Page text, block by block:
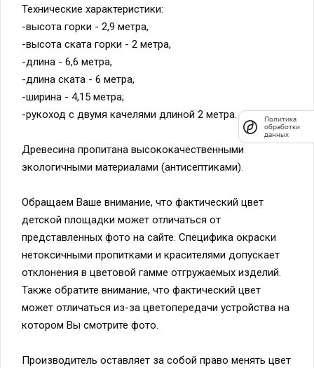
Технические характеристики:
-высота горки - 2,9 метра,
-высота ската горки - 2 метра,
-длина - 6,6 метра,
-длина ската - 6 метра,
-ширина - 4,15 метра;
-рукоход с двумя качелями длиной 2 метра.
Древесина пропитана высококачественными
экологичными материалами (антисептиками).
Обращаем Ваше внимание, что фактический цвет
детской площадки может отличаться от
представленных фото на сайте. Специфика окраски
нетоксичными пропитками и красителями допускает
отклонения в цветовой гамме отгружаемых изделий.
Также обратите внимание, что фактический цвет
может отличаться из-за цветопередачи устройства на
котором Вы смотрите фото.
Производитель оставляет за собой право менять цвет
Политика
обработки
данных